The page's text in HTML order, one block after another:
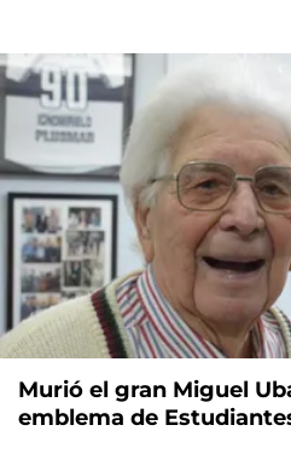
Murió el gran Miguel
emblema de